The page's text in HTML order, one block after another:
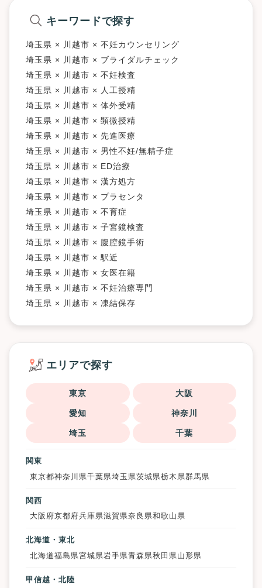
キーワードで探す
埼玉県 × 川越市 × 不妊カウンセリング
埼玉県 × 川越市 × ブライダルチェック
埼玉県 × 川越市 × 不妊検査
埼玉県 × 川越市 × 人工授精
埼玉県 × 川越市 × 体外受精
埼玉県 × 川越市 × 顕微授精
埼玉県 × 川越市 × 先進医療
埼玉県 × 川越市 × 男性不妊/無精子症
埼玉県 × 川越市 × ED治療
埼玉県 × 川越市 × 漢方処方
埼玉県 × 川越市 × プラセンタ
埼玉県 × 川越市 × 不育症
埼玉県 × 川越市 × 子宮鏡検査
埼玉県 × 川越市 × 腹腔鏡手術
埼玉県 × 川越市 × 駅近
埼玉県 × 川越市 × 女医在籍
埼玉県 × 川越市 × 不妊治療専門
埼玉県 × 川越市 × 凍結保存
エリアで探す
東京 大阪
愛知 神奈川
埼玉 千葉
関東
東京都神奈川県千葉県埼玉県茨城県栃木県群馬県
関西
大阪府京都府兵庫県滋賀県奈良県和歌山県
北海道・東北
北海道福島県宮城県岩手県青森県秋田県 山形県
甲信越・北陸